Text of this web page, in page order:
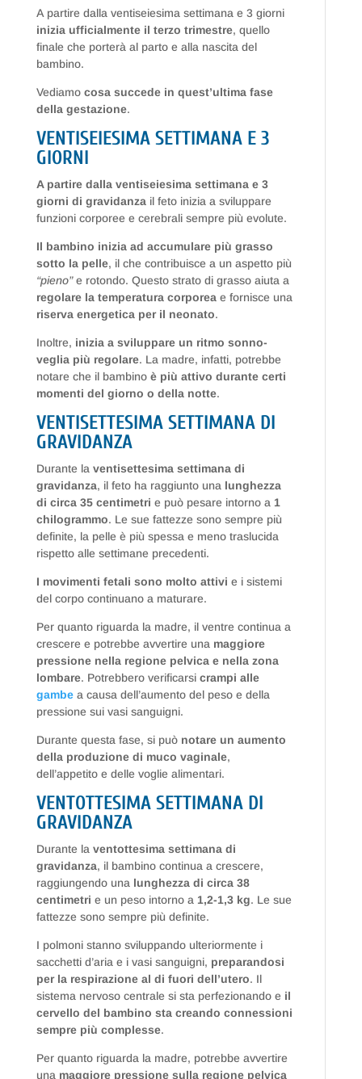
A partire dalla ventiseiesima settimana e 3 giorni
inizia ufficialmente il terzo trimestre, quello
finale che porterà al parto e alla nascita del
bambino.
Vediamo cosa succede in quest’ultima fase
della gestazione.
VENTISEIESIMA SETTIMANA E 3
GIORNI
A partire dalla ventiseiesima settimana e 3
giorni di gravidanzail feto inizia a sviluppare
funzioni corporee e cerebrali sempre più evolute.
Il bambino inizia ad accumulare più grasso
sotto la pelle, il che contribuisce a un aspetto più
“pieno”e rotondo. Questo strato di grasso aiuta a
regolare la temperatura corporeae fornisce una
riserva energetica per il neonato.
Inoltre, inizia a sviluppare un ritmo sonno-
veglia più regolare. La madre, infatti, potrebbe
notare che il bambino è più attivo durante certi
momenti del giorno o della notte.
VENTISETTESIMA SETTIMANA DI
GRAVIDANZA
Durante la ventisettesima settimana di
gravidanza, il feto ha raggiunto una lunghezza
di circa 35 centimetri e può pesare intorno a 1
chilogrammo. Le sue fattezze sono sempre più
definite, la pelle è più spessa e meno traslucida
rispetto alle settimane precedenti.
I movimenti fetali sono molto attivi e i sistemi
del corpo continuano a maturare.
Per quanto riguarda la madre, il ventre continua a
crescere e potrebbe avvertire una maggiore
pressione nella regione pelvica e nella zona
lombare. Potrebbero verificarsicrampi alle
gambe a causa dell’aumento del peso e della
pressione sui vasi sanguigni.
Durante questa fase, si può notare un aumento
della produzione di muco vaginale,
dell’appetito e delle voglie alimentari.
VENTOTTESIMA SETTIMANA DI
GRAVIDANZA
Durante la ventottesima settimana di
gravidanza, il bambino continua a crescere,
raggiungendo una lunghezza di circa 38
centimetri e un peso intorno a 1,2-1,3 kg. Le sue
fattezze sono sempre più definite.
I polmoni stanno sviluppando ulteriormente i
sacchetti d’aria e i vasi sanguigni, preparandosi
per la respirazione al di fuori dell’utero. Il
sistema nervoso centrale si sta perfezionando e il
cervello del bambino sta creando connessioni
sempre più complesse.
Per quanto riguarda la madre, potrebbe avvertire
una maggiore pressione sulla regione pelvica